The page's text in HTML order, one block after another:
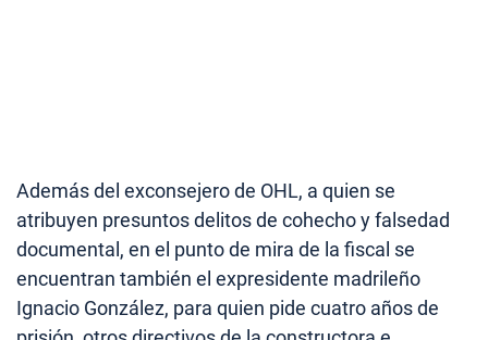
Además del exconsejero de OHL, a quien se
atribuyen presuntos delitos de cohecho y falsedad
documental, en el punto de mira de la fiscal se
encuentran también el expresidente madrileño
Ignacio González, para quien pide cuatro años de